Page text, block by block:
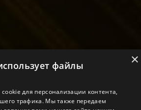
×
файлы
для персонализации контента,
трафика. Мы также передаем